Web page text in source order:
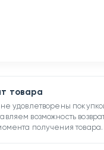
товара
удовлетворены
возможность
получения товара.